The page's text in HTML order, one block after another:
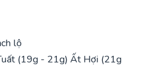
lộ
(19g - 21g) Ất Hợi (21g